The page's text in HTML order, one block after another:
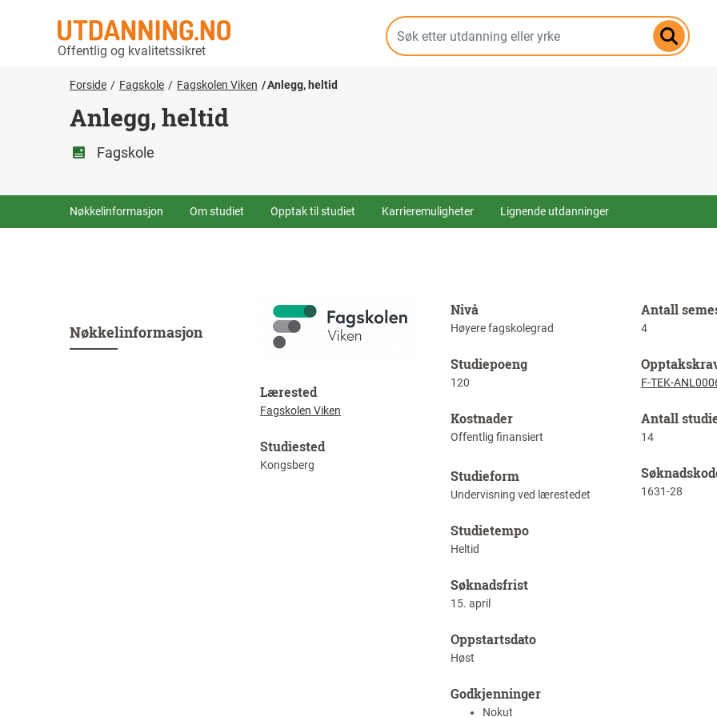
hovedinnhold
Offentlig og kvalitetssikret
Forside Fagskole Fagskolen Viken Anlegg, heltid
Anlegg, heltid
Fagskole
Nøkkelinformasjon Om studiet Opptak til studiet Karrieremuligheter Lignende utdanninger
Nøkkelinformasjon
Lærested
Fagskolen Viken
Studiested
Kongsberg
Nivå
Høyere fagskolegrad
Studiepoeng
120
Kostnader
Offentlig finansiert
Studieform
Undervisning ved lærestedet
Studietempo
Heltid
Søknadsfrist
15. april
Oppstartsdato
Høst
Godkjenninger
Nokut
Antall
4
F-TEK-
Antall
14
1631-28